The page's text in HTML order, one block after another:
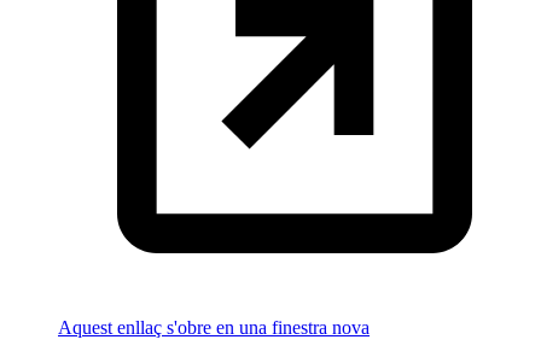
Aquest enllaç s'obre en una finestra nova